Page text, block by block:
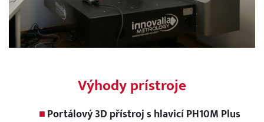
Výhody prístroje
Portálový 3D přístroj s hlavicí PH10M Plus